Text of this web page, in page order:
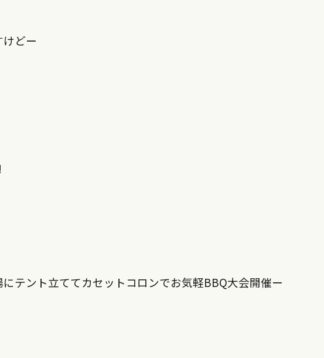
どー
テント立ててカセットコロンでお気軽BBQ大会開催ー